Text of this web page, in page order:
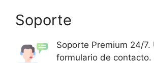
Soporte
Soporte Premium 24/7.
formulario de contacto.